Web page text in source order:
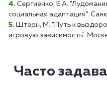
Сергиенко, Е.А.
социальная адаптация".
Штерн, М. "Путь к
игровую зависимость".
Часто